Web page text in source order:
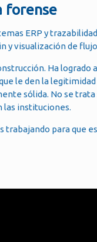
forense
ERP y
y visualización de
Ha
le den la
sólida. No se
las instituciones.
trabajando para que